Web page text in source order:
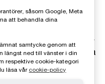
behöver du som
finansiell data
Detta kan du uppnå
systemstöd,
processer samt
såsom Google, Meta
att behandla dina
samtycke genom att
längst ned till vänster i din
respektive cookie-kategori
läsa vår cookie-policy